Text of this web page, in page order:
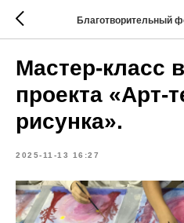
Благотворительный
Мастер-класс
проекта «Арт-
рисунка».
2025-11-13 16:27